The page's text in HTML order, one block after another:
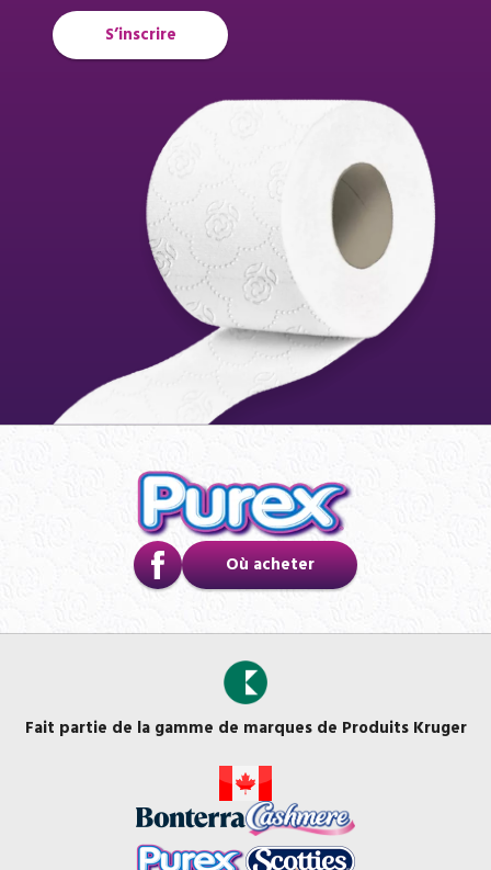
Où acheter
Fait partie de la gamme de marques de Produits Kruger